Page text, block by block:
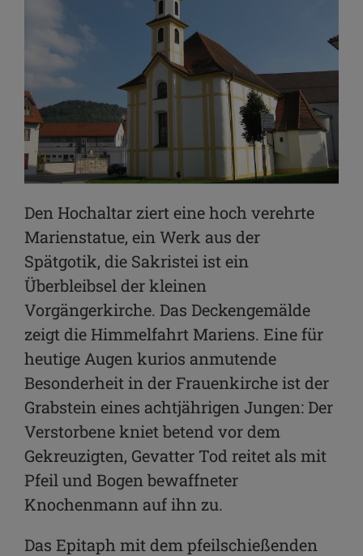
Den Hochaltar ziert eine hoch verehrte
Marienstatue, ein Werk aus der
Spätgotik, die Sakristei ist ein
Überbleibsel der kleinen
Vorgängerkirche. Das Deckengemälde
zeigt die Himmelfahrt Mariens. Eine für
heutige Augen kurios anmutende
Besonderheit in der Frauenkirche ist der
Grabstein eines achtjährigen Jungen: Der
Verstorbene kniet betend vor dem
Gekreuzigten, Gevatter Tod reitet als mit
Pfeil und Bogen bewaffneter
Knochenmann auf ihn zu.
Das Epitaph mit dem pfeilschießenden